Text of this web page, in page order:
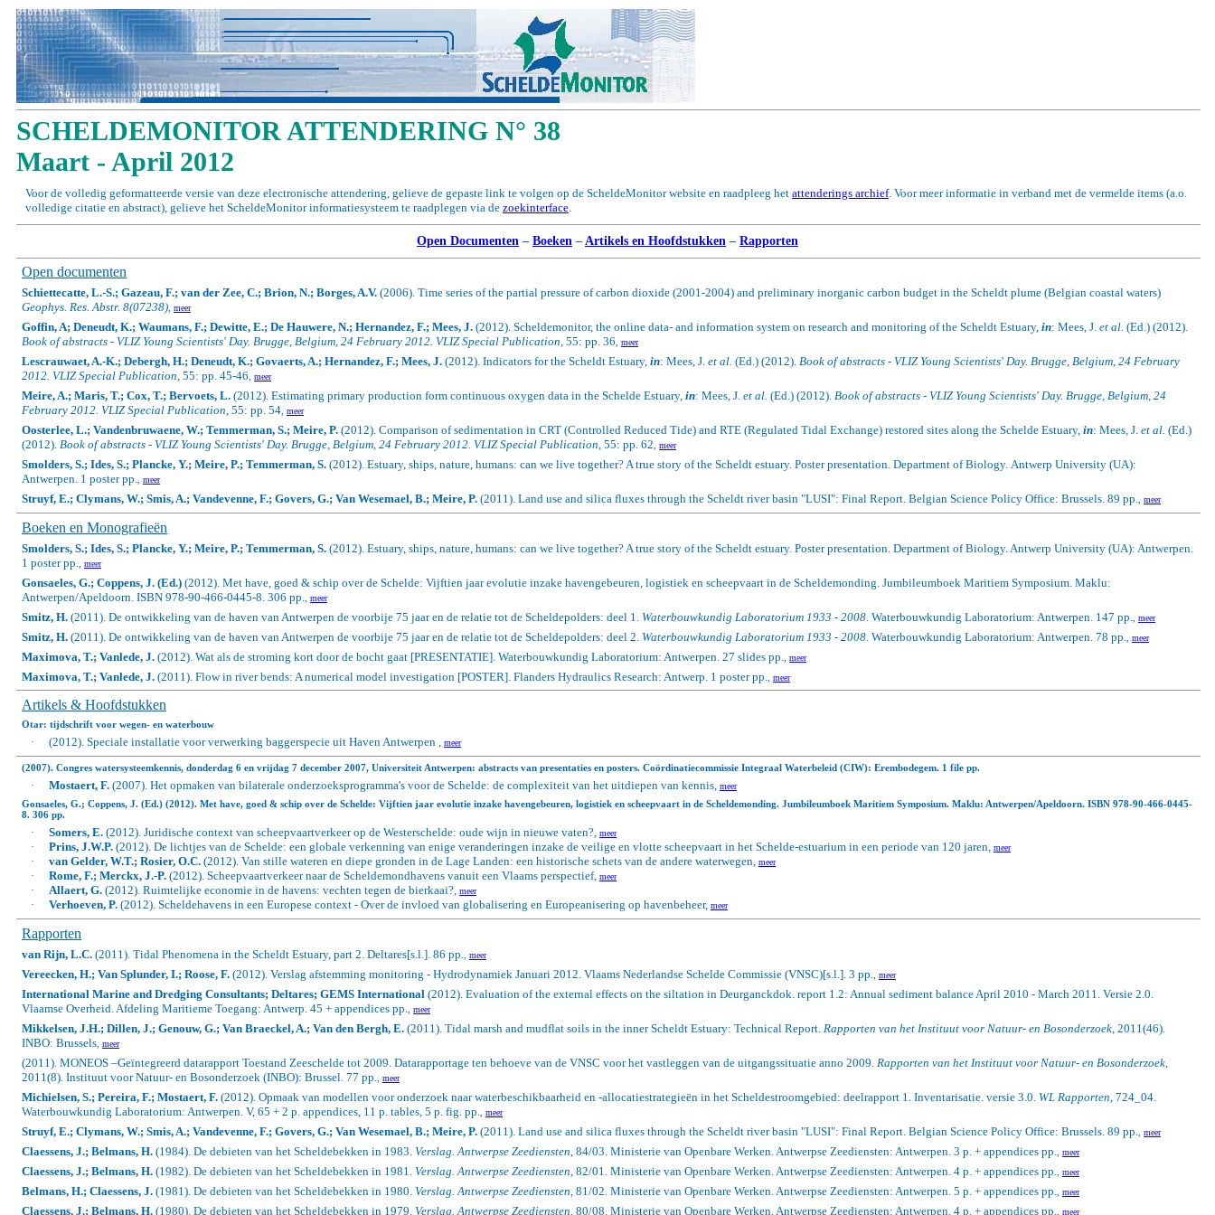
SCHELDEMONITOR ATTENDERING N° 38
Maart - April 2012
Voor de volledig geformatteerde versie van deze electronische attendering, gelieve de gepaste link te volgen op de ScheldeMonitor website en raadpleeg het attenderings archief. Voor meer informatie in verband met de vermelde items (a.o.
volledige citatie en abstract), gelieve het ScheldeMonitor informatiesysteem te raadplegen via de zoekinterface.
Open Documenten – Boeken – Artikels en Hoofdstukken – Rapporten
Open documenten
Schiettecatte, L.-S.; Gazeau, F.; van der Zee, C.; Brion, N.; Borges, A.V. (2006). Time series of the partial pressure of carbon dioxide (2001-2004) and preliminary inorganic carbon budget in the Scheldt plume (Belgian coastal waters)
Geophys. Res. Abstr. 8(07238) meer
Goffin, A; Deneudt, K.; Waumans, F.; Dewitte, E.; De Hauwere, N.; Hernandez, F.; Mees, J. (2012). Scheldemonitor, the online data- and information system on research and monitoring of the Scheldt Estuary, in: Mees, J. et al. (Ed.) (2012).
Book of abstracts - VLIZ Young Scientists' Day. Brugge, Belgium, 24 February 2012. VLIZ Special Publication, 55: pp. 36 meer
Lescrauwaet, A.-K.; Debergh, H.; Deneudt, K.; Govaerts, A.; Hernandez, F.; Mees, J. (2012). Indicators for the Scheldt Estuary, in: Mees, J. et al. (Ed.) (2012). Book of abstracts - VLIZ Young Scientists' Day. Brugge, Belgium, 24 February
2012. VLIZ Special Publication, 55: pp. 45-46 meer
Meire, A.; Maris, T.; Cox, T.; Bervoets, L. (2012). Estimating primary production form continuous oxygen data in the Schelde Estuary, in: Mees, J. et al. (Ed.) (2012). Book of abstracts - VLIZ Young Scientists' Day. Brugge, Belgium, 24
February 2012. VLIZ Special Publication, 55: pp. 54 meer
Oosterlee, L.; Vandenbruwaene, W.; Temmerman, S.; Meire, P. (2012). Comparison of sedimentation in CRT (Controlled Reduced Tide) and RTE (Regulated Tidal Exchange) restored sites along the Schelde Estuary, in: Mees, J. et al. (Ed.)
(2012). Book of abstracts - VLIZ Young Scientists' Day. Brugge, Belgium, 24 February 2012. VLIZ Special Publication, 55: pp. 62 meer
Smolders, S.; Ides, S.; Plancke, Y.; Meire, P.; Temmerman, S. (2012). Estuary, ships, nature, humans: can we live together? A true story of the Scheldt estuary. Poster presentation. Department of Biology. Antwerp University (UA):
Antwerpen. 1 poster pp. meer
Struyf, E.; Clymans, W.; Smis, A.; Vandevenne, F.; Govers, G.; Van Wesemael, B.; Meire, P. (2011). Land use and silica fluxes through the Scheldt river basin "LUSI": Final Report. Belgian Science Policy Office: Brussels. 89 pp. meer
Boeken en Monografieën
Smolders, S.; Ides, S.; Plancke, Y.; Meire, P.; Temmerman, S. (2012). Estuary, ships, nature, humans: can we live together? A true story of the Scheldt estuary. Poster presentation. Department of Biology. Antwerp University (UA): Antwerpen.
1 poster pp.
meer
Gonsaeles, G.; Coppens, J. (Ed.) (2012). Met have, goed & schip over de Schelde: Vijftien jaar evolutie inzake havengebeuren, logistiek en scheepvaart in de Scheldemonding. Jumbileumboek Maritiem Symposium. Maklu:
Antwerpen/Apeldoorn. ISBN 978-90-466-0445-8. 306 pp.
meer
Smitz, H. (2011). De ontwikkeling van de haven van Antwerpen de voorbije 75 jaar en de relatie tot de Scheldepolders: deel 1. Waterbouwkundig Laboratorium 1933 - 2008 . Waterbouwkundig Laboratorium: Antwerpen. 147 pp. meer
Smitz, H. (2011). De ontwikkeling van de haven van Antwerpen de voorbije 75 jaar en de relatie tot de Scheldepolders: deel 2. Waterbouwkundig Laboratorium 1933 - 2008 . Waterbouwkundig Laboratorium: Antwerpen. 78 pp. meer
Maximova, T.; Vanlede, J. (2012). Wat als de stroming kort door de bocht gaat [PRESENTATIE]. Waterbouwkundig Laboratorium: Antwerpen. 27 slides pp. meer
Maximova, T.; Vanlede, J. (2011). Flow in river bends: A numerical model investigation [POSTER]. Flanders Hydraulics Research: Antwerp. 1 poster pp. meer
Artikels & Hoofdstukken
Otar: tijdschrift voor wegen- en waterbouw
· (2012). Speciale installatie voor verwerking baggerspecie uit Haven Antwerpen , meer
(2007). Congres watersysteemkennis, donderdag 6 en vrijdag 7 december 2007, Universiteit Antwerpen: abstracts van presentaties en posters. Coördinatiecommissie Integraal Waterbeleid (CIW): Erembodegem. 1 file pp.
· Mostaert, F. (2007). Het opmaken van bilaterale onderzoeksprogramma's voor de Schelde: de complexiteit van het uitdiepen van kennis, meer
Gonsaeles, G.; Coppens, J. (Ed.) (2012). Met have, goed & schip over de Schelde: Vijftien jaar evolutie inzake havengebeuren, logistiek en scheepvaart in de Scheldemonding. Jumbileumboek Maritiem Symposium. Maklu: Antwerpen/Apeldoorn. ISBN 978-90-466-0445-
8. 306 pp.
· Somers, E. (2012). Juridische context van scheepvaartverkeer op de Westerschelde: oude wijn in nieuwe vaten?, meer
· Prins, J.W.P. (2012). De lichtjes van de Schelde: een globale verkenning van enige veranderingen inzake de veilige en vlotte scheepvaart in het Schelde-estuarium in een periode van 120 jaren, meer
· van Gelder, W.T.; Rosier, O.C. (2012). Van stille wateren en diepe gronden in de Lage Landen: een historische schets van de andere waterwegen, meer
· Rome, F.; Merckx, J.-P. (2012). Scheepvaartverkeer naar de Scheldemondhavens vanuit een Vlaams perspectief, meer
· Allaert, G. (2012). Ruimtelijke economie in de havens: vechten tegen de bierkaai?, meer
· Verhoeven, P. (2012). Scheldehavens in een Europese context - Over de invloed van globalisering en Europeanisering op havenbeheer, meer
Rapporten
van Rijn, L.C. (2011). Tidal Phenomena in the Scheldt Estuary, part 2. Deltares[s.l.]. 86 pp. meer
Vereecken, H.; Van Splunder, I.; Roose, F. (2012). Verslag afstemming monitoring - Hydrodynamiek Januari 2012. Vlaams Nederlandse Schelde Commissie (VNSC)[s.l.]. 3 pp. meer
International Marine and Dredging Consultants; Deltares; GEMS International (2012). Evaluation of the external effects on the siltation in Deurganckdok. report 1.2: Annual sediment balance April 2010 - March 2011. Versie 2.0.
Vlaamse Overheid. Afdeling Maritieme Toegang: Antwerp. 45 + appendices pp.
meer
Mikkelsen, J.H.; Dillen, J.; Genouw, G.; Van Braeckel, A.; Van den Bergh, E. (2011). Tidal marsh and mudflat soils in the inner Scheldt Estuary: Technical Report. Rapporten van het Instituut voor Natuur- en Bosonderzoek , 2011(46).
INBO: Brussels meer
(2011). MONEOS –Geïntegreerd datarapport Toestand Zeeschelde tot 2009. Datarapportage ten behoeve van de VNSC voor het vastleggen van de uitgangssituatie anno 2009. Rapporten van het Instituut voor Natuur- en Bosonderzoek
2011(8). Instituut voor Natuur- en Bosonderzoek (INBO): Brussel. 77 pp.
meer
Michielsen, S.; Pereira, F.; Mostaert, F. (2012). Opmaak van modellen voor onderzoek naar waterbeschikbaarheid en -allocatiestrategieën in het Scheldestroomgebied: deelrapport 1. Inventarisatie. versie 3.0. WL Rapporten , 724_04.
Waterbouwkundig Laboratorium: Antwerpen. V, 65 + 2 p. appendices, 11 p. tables, 5 p. fig. pp.
meer
Struyf, E.; Clymans, W.; Smis, A.; Vandevenne, F.; Govers, G.; Van Wesemael, B.; Meire, P. (2011). Land use and silica fluxes through the Scheldt river basin "LUSI": Final Report. Belgian Science Policy Office: Brussels. 89 pp. meer
Claessens, J.; Belmans, H. (1984). De debieten van het Scheldebekken in 1983. Verslag. Antwerpse Zeediensten , 84/03. Ministerie van Openbare Werken. Antwerpse Zeediensten: Antwerpen. 3 p. + appendices pp. meer
Claessens, J.; Belmans, H. (1982). De debieten van het Scheldebekken in 1981. Verslag. Antwerpse Zeediensten , 82/01. Ministerie van Openbare Werken. Antwerpse Zeediensten: Antwerpen. 4 p. + appendices pp. meer
Belmans, H.; Claessens, J. (1981). De debieten van het Scheldebekken in 1980. Verslag. Antwerpse Zeediensten , 81/02. Ministerie van Openbare Werken. Antwerpse Zeediensten: Antwerpen. 5 p. + appendices pp. meer
Claessens, J.; Belmans, H. (1980). De debieten van het Scheldebekken in 1979. Verslag. Antwerpse Zeediensten , 80/08. Ministerie van Openbare Werken. Antwerpse Zeediensten: Antwerpen. 4 p. + appendices pp. meer